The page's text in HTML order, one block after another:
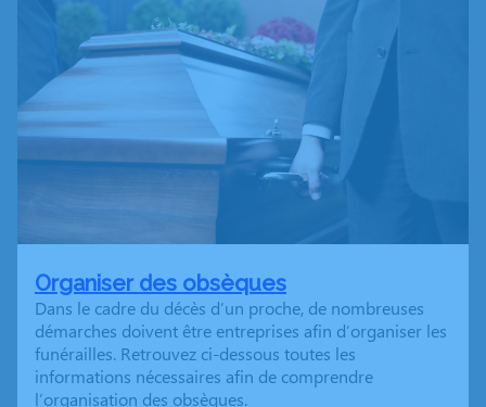
Organiser des obsèques
Dans le cadre du décès d’un proche, de nombreuses
démarches doivent être entreprises afin d’organiser les
funérailles. Retrouvez ci-dessous toutes les
informations nécessaires afin de comprendre
l’organisation des obsèques.